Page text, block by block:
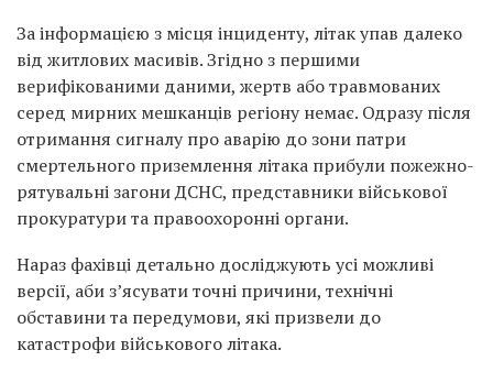
За інформацією з місця інциденту, літак упав далеко
від житлових масивів. Згідно з першими
верифікованими даними, жертв або травмованих
серед мирних мешканців регіону немає. Одразу після
отримання сигналу про аварію до зони патри
смертельного приземлення літака прибули пожежно-
рятувальні загони ДСНС, представники військової
прокуратури та правоохоронні органи.
Нараз фахівці детально досліджують усі можливі
версії, аби з’ясувати точні причини, технічні
обставини та передумови, які призвели до
катастрофи військового літака.